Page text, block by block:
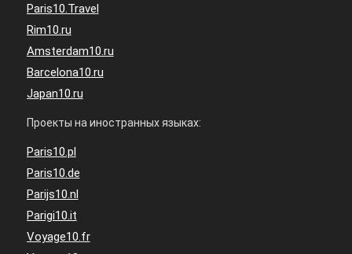
Paris10.Travel
Rim10.ru
Amsterdam10.ru
Barcelona10.ru
Japan10.ru
Проекты на иностранных языках:
Paris10.pl
Paris10.de
Parijs10.nl
Parigi10.it
Voyage10.fr